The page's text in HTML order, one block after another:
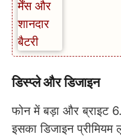
डिस्प्ले और डिजाइन
फोन में बड़ा और ब्राइट
इसका डिजाइन